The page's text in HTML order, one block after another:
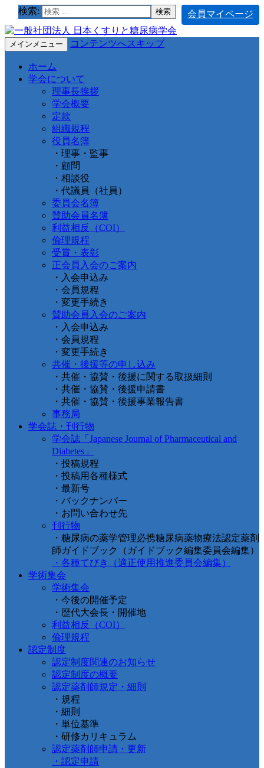
会員マイページ
検索:
メインメニュー コンテンツへスキップ
ホーム
学会について
理事長挨拶
学会概要
定款
組織規程
役員名簿
・理事・監事
・顧問
・相談役
・代議員（社員）
委員会名簿
賛助会員名簿
利益相反（COI）
倫理規程
受賞・表彰
正会員入会のご案内
・入会申込み
・会員規程
・変更手続き
賛助会員入会のご案内
・入会申込み
・会員規程
・変更手続き
共催・後援等の申し込み
・共催・協賛・後援に関する取扱細則
・共催・協賛・後援申請書
・共催・協賛・後援事業報告書
事務局
学会誌・刊行物
学会誌「Japanese Journal of Pharmaceutical and
Diabetes」
・投稿規程
・投稿用各種様式
・最新号
・バックナンバー
・お問い合わせ先
刊行物
・糖尿病の薬学管理必携糖尿病薬物療法認定薬剤
師ガイドブック（ガイドブック編集委員会編集）
・各種てびき（適正使用推進委員会編集）
学術集会
学術集会
・今後の開催予定
・歴代大会長・開催地
利益相反（COI）
倫理規程
認定制度
認定制度関連のお知らせ
認定制度の概要
認定薬剤師規定・細則
・規程
・細則
・単位基準
・研修カリキュラム
認定薬剤師申請・更新
・認定申請